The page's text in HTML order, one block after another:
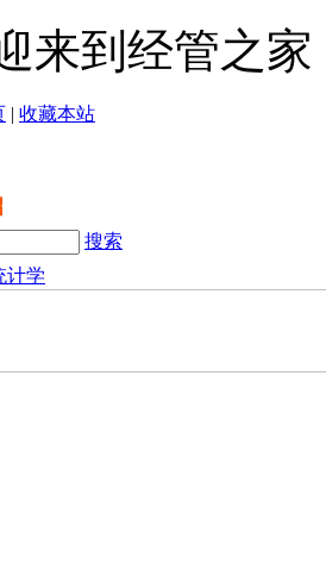
来到经管之家
| 收藏本站
搜索
计学